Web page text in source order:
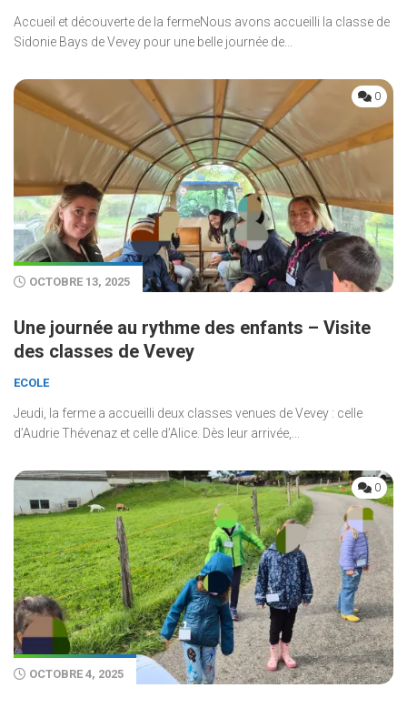
Accueil et découverte de la fermeNous avons accueilli la classe de
Sidonie Bays de Vevey pour une belle journée de...
0
OCTOBRE 13, 2025
Une journée au rythme des enfants – Visite
des classes de Vevey
ECOLE
Jeudi, la ferme a accueilli deux classes venues de Vevey : celle
d’Audrie Thévenaz et celle d’Alice. Dès leur arrivée,...
0
OCTOBRE 4, 2025